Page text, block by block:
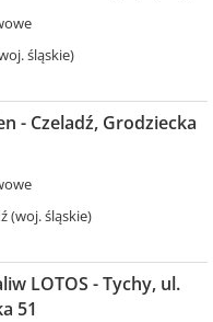
śląskie)
- Czeladź, Grodziecka
(woj. śląskie)
LOTOS - Tychy, ul.
51